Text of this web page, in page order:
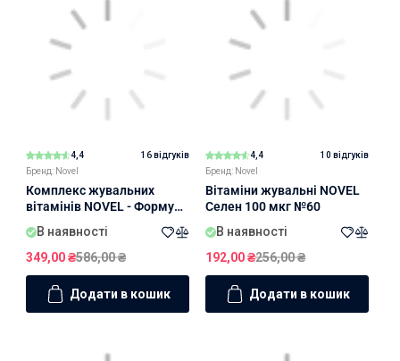
4,4
16 відгуків
Бренд: Novel
Комплекс жувальних
вітамінів NOVEL - Формула
сяйва та молодості!
В наявності
349,00₴586,00₴
Додати в кошик
4,4
10 відгуків
Бренд: Novel
Вітаміни жувальні NOVEL
Cелен 100 мкг №60
В наявності
192,00₴256,00₴
Додати в кошик